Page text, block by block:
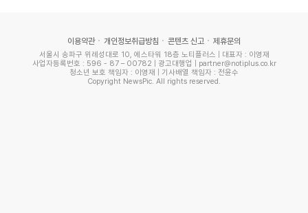
이용약관 개인정보취급방침 콘텐츠 신고 제휴문의
서울시 송파구 위례성대로 10, 에스타워 18층 노티플러스 | 대표자 : 이영재
사업자등록번호 : 596 - 87 – 00782 | 광고대행업 | partner@notiplus.co.kr
청소년 보호 책임자 : 이영재 | 기사배열 책임자 : 전윤수
Copyright NewsPic. All rights reserved.